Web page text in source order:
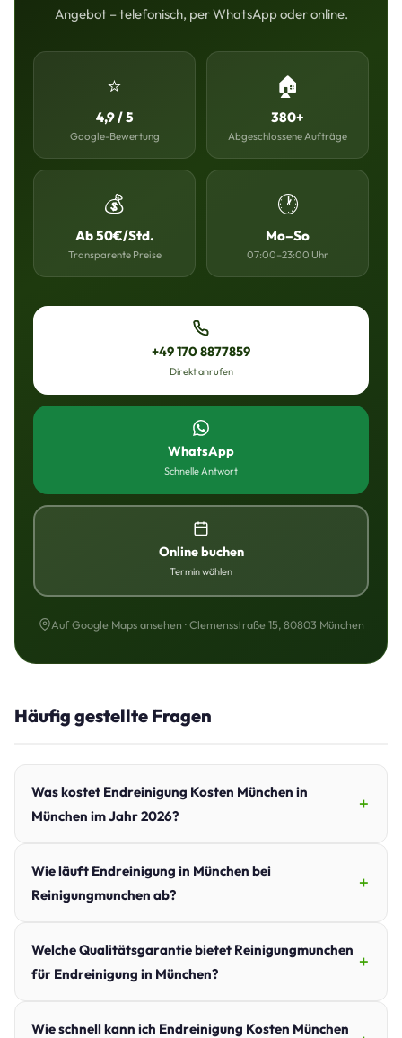
Angebot – telefonisch, per WhatsApp oder online.
⭐
4,9 / 5
Google-Bewertung
🏠
380+
Abgeschlossene Aufträge
💰
Ab 50€/Std.
Transparente Preise
🕐
Mo–So
07:00–23:00 Uhr
+49 170 8877859
Direkt anrufen
WhatsApp
Schnelle Antwort
Online buchen
Termin wählen
Auf Google Maps ansehen · Clemensstraße 15, 80803 München
Häufig gestellte Fragen
Was kostet Endreinigung Kosten München in
München im Jahr 2026?
Wie läuft Endreinigung in München bei
Reinigungmunchen ab?
Welche Qualitätsgarantie bietet Reinigungmunchen
für Endreinigung in München?
Wie schnell kann ich Endreinigung Kosten München